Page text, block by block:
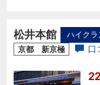
松井本館
ハイクラ
京都 新京極
口